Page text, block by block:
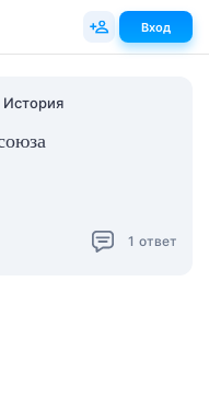
История
1 ответ
Вход